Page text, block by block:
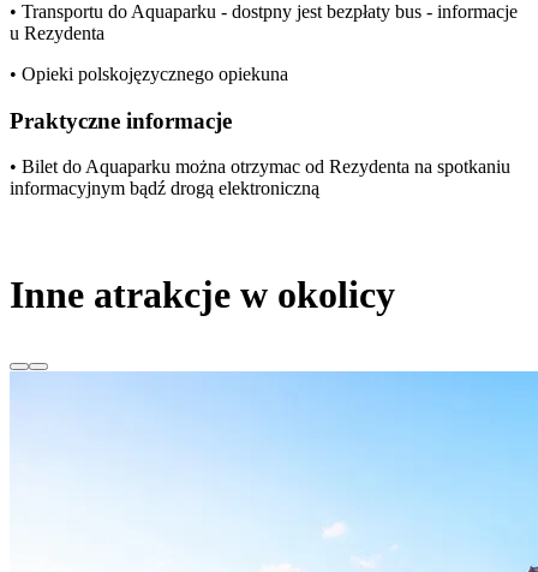
• Transportu do Aquaparku - dostpny jest bezpłaty bus - informacje
u Rezydenta
• Opieki polskojęzycznego opiekuna
Praktyczne informacje
• Bilet do Aquaparku można otrzymac od Rezydenta na spotkaniu
informacyjnym bądź drogą elektroniczną
Inne atrakcje w okolicy